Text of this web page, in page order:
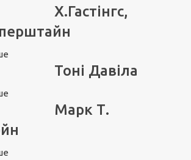
Х.Гастінгс,
Тоні Давіла
Марк Т.